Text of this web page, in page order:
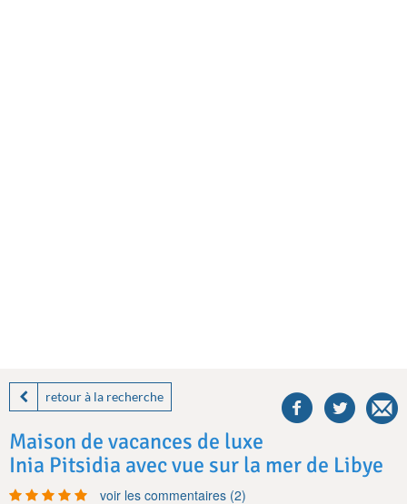
retour à la recherche
this
villa
Maison de vacances de luxe
Inia Pitsidia avec vue sur la mer de Libye
voir les commentaires (2)